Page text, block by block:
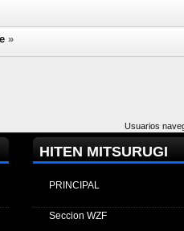
»
Usuarios
HITEN MITSURUGI
PRINCIPAL
Seccion WZF